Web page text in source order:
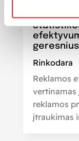
Rinkodara
Reklamos
vertinamas
reklamos
įtraukimas